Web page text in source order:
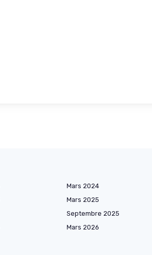
Mars 2024
Mars 2025
Septembre 2025
Mars 2026